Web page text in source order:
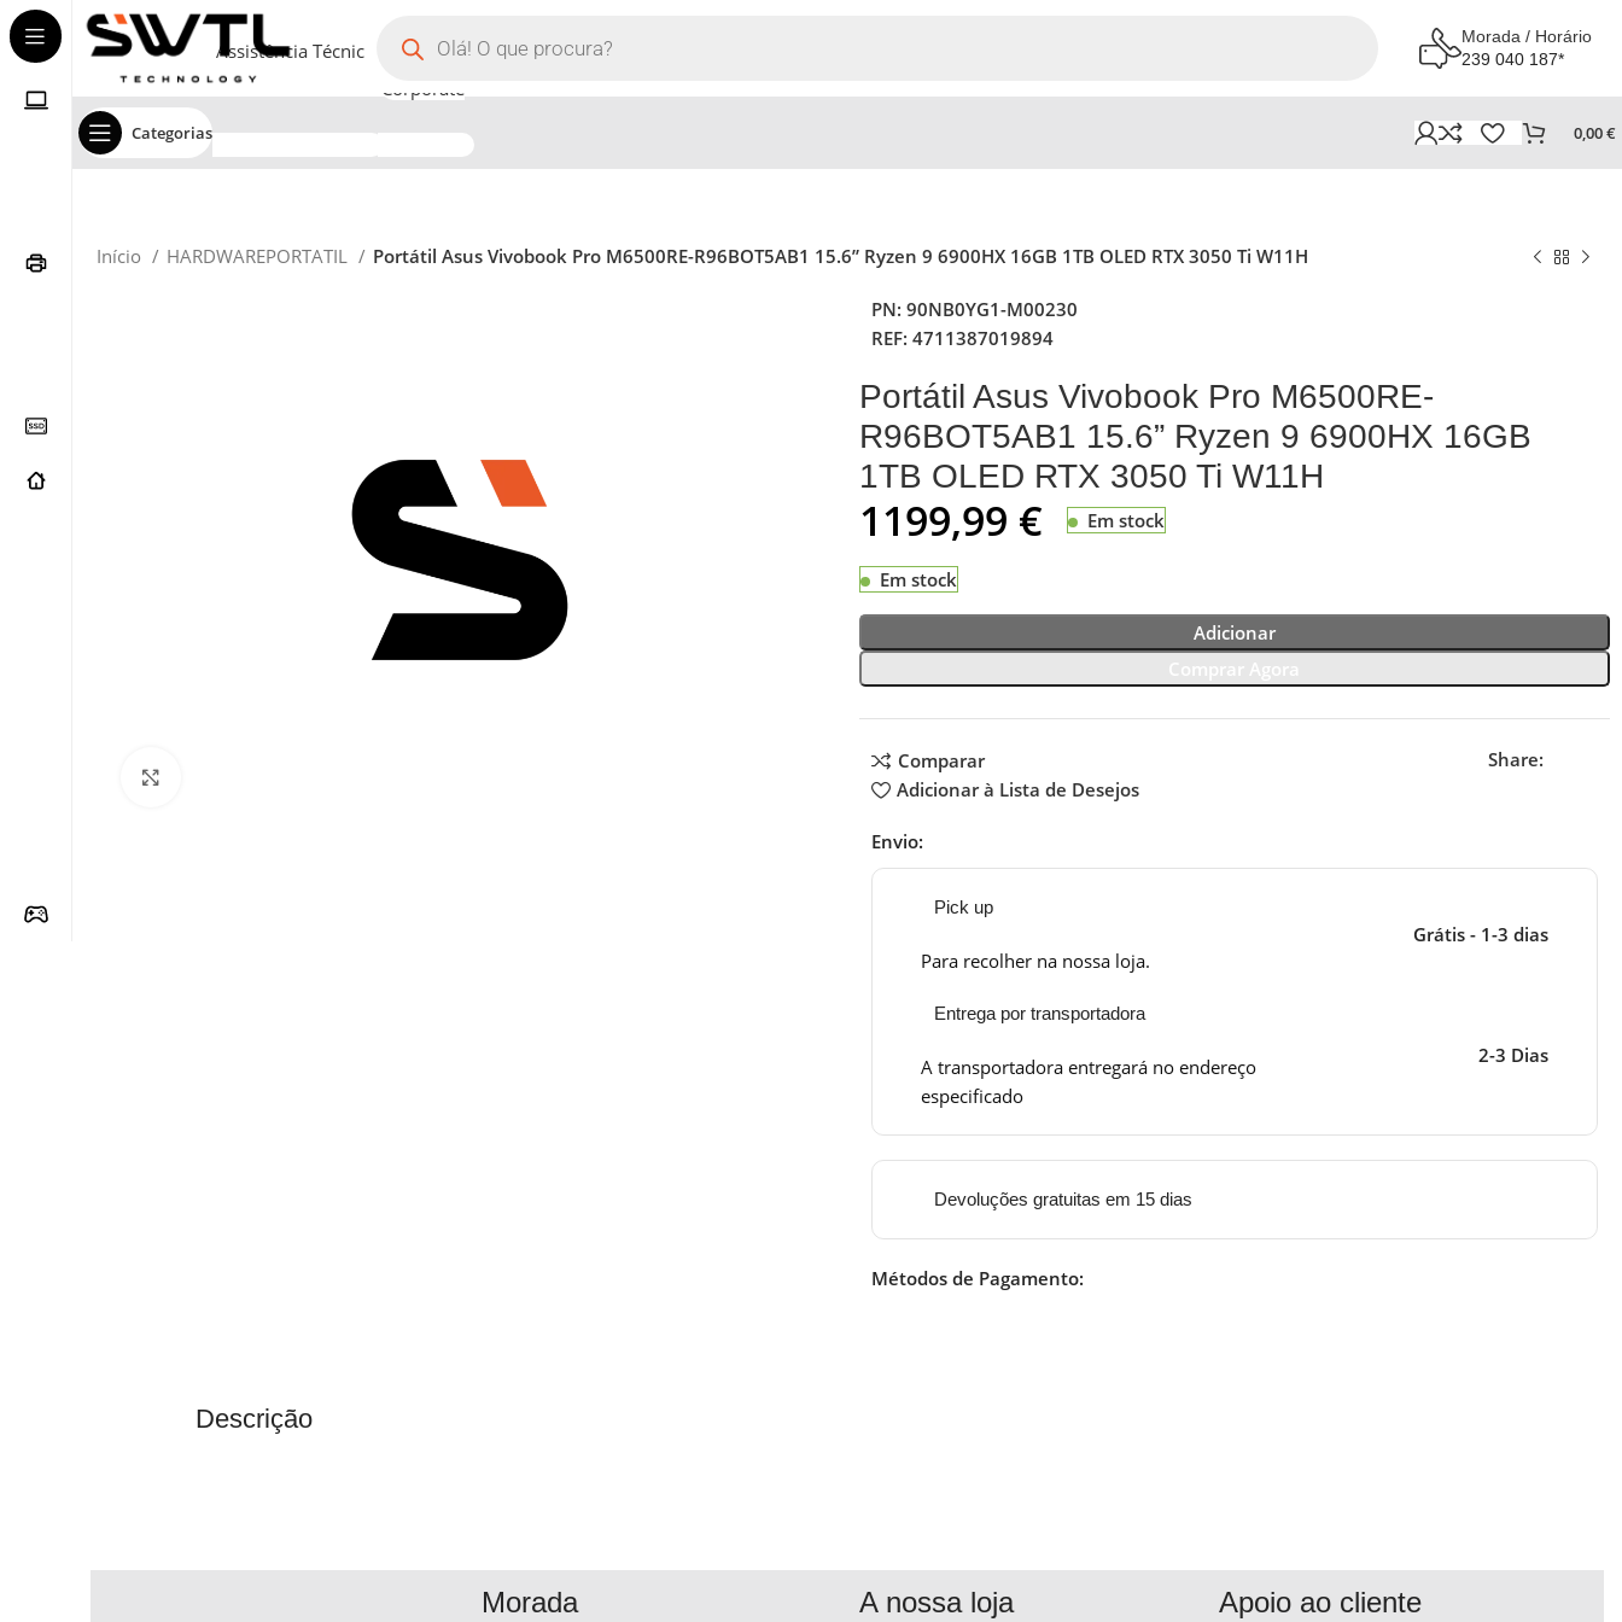
Morada / Horário
239 040 187*
Categorias
Assistência Técnica
Corporate
0,00€
Início HARDWAREPORTATIL Portátil Asus Vivobook Pro M6500RE-R96BOT5AB1 15.6” Ryzen 9 6900HX 16GB 1TB OLED RTX 3050 Ti W11H
PN: 90NB0YG1-M00230
REF: 4711387019894
Portátil Asus Vivobook Pro M6500RE-
R96BOT5AB1 15.6” Ryzen 9 6900HX 16GB
1TB OLED RTX 3050 Ti W11H
1199,99 € Em stock
Em stock
Adicionar
Comparar
Adicionar à Lista de Desejos
Share:
Envio:
Pick up
Para recolher na nossa loja.
Grátis - 1-3 dias
Entrega por transportadora
A transportadora entregará no endereço
especificado
2-3 Dias
Devoluções gratuitas em 15 dias
Métodos de Pagamento:
Descrição
Morada A nossa loja Apoio ao cliente